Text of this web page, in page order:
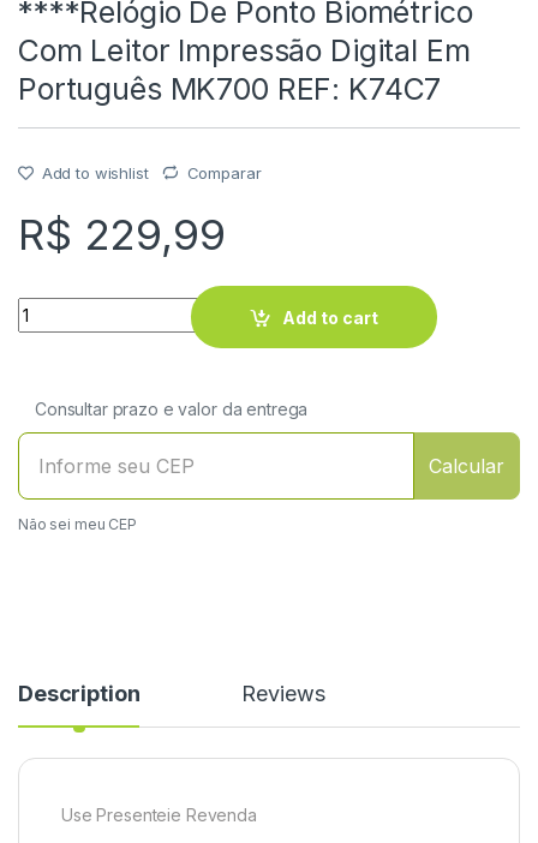
****Relógio De Ponto Biométrico
Com Leitor Impressão Digital Em
Português MK700 REF: K74C7
Add to wishlist Comparar
R$ 229,99
Quantity
Add to cart
Consultar prazo e valor da entrega
Calcular
Não sei meu CEP
Description Reviews
Use Presenteie Revenda